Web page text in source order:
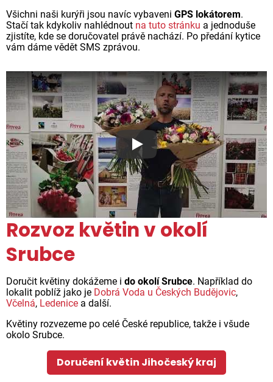
Všichni naši kurýři jsou navíc vybaveni GPS lokátorem.
Stačí tak kdykoliv nahlédnout na tuto stránku a jednoduše
zjistíte, kde se doručovatel právě nachází. Po předání kytice
vám dáme vědět SMS zprávou.
Proč jsou květiny z Florea
Rozvoz květin v okolí
Srubce
Doručit květiny dokážeme i do okolí Srubce. Například do
lokalit poblíž jako je Dobrá Voda u Českých Budějovic,
Včelná, Ledenice a další.
Květiny rozvezeme po celé České republice, takže i všude
okolo Srubce.
Doručení květin Jihočeský kraj